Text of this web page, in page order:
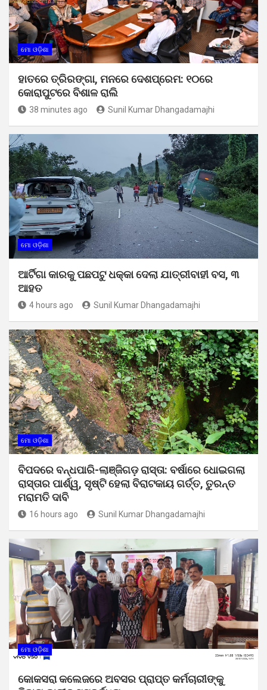
ମୋ ଓଡ଼ିଶା
ହାତରେ ତ୍ରିରଙ୍ଗା, ମନରେ ଦେଶପ୍ରେମ: ୧୦ରେ
କୋରାପୁଟରେ ବିଶାଳ ରାଲି
38 minutes ago Sunil Kumar Dhangadamajhi
ମୋ ଓଡ଼ିଶା
ଆର୍ଟିଗା କାରକୁ ପଛପଟୁ ଧକ୍କା ଦେଲା ଯାତ୍ରୀବାହୀ ବସ, ୩
ଆହତ
4 hours ago Sunil Kumar Dhangadamajhi
ମୋ ଓଡ଼ିଶା
ବିପଦରେ ବନ୍ଧପାରି-ଲାଞ୍ଜିଗଡ଼ ରାସ୍ତା: ବର୍ଷାରେ ଧୋଇଗଲା
ରାସ୍ତାର ପାର୍ଶ୍ୱ, ସୃଷ୍ଟି ହେଲା ବିରାଟକାୟ ଗର୍ତ୍ତ, ତୁରନ୍ତ
ମରାମତି ଦାବି
16 hours ago Sunil Kumar Dhangadamajhi
ମୋ ଓଡ଼ିଶା
କୋକସରା କଲେଜରେ ଅବସର ପ୍ରାପ୍ତ କର୍ମଚାରୀଙ୍କୁ